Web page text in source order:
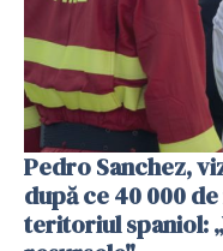
Pedro Sanchez,
după ce 40 000
teritoriul spaniol: